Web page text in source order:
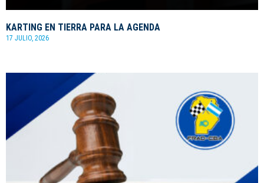
KARTING EN TIERRA PARA LA AGENDA
17 JULIO, 2026